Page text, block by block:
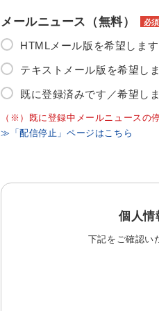
メールニュース（無料） 必須
HTMLメール版を希望します
テキストメール版を希望し
既に登録済みです／希望し
（※）既に登録中メールニュースの
≫「配信停止」ページはこちら
個人情
下記をご確認い